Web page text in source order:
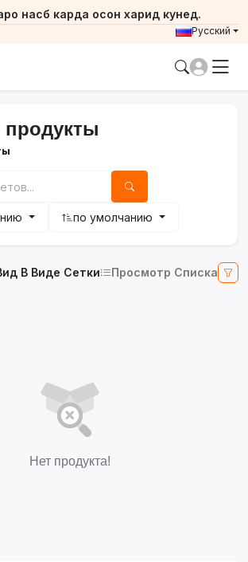
насб карда осон харид кунед.
Русский
продукты
по умолчанию
В Виде Сетки Просмотр Списка
Нет продукта!